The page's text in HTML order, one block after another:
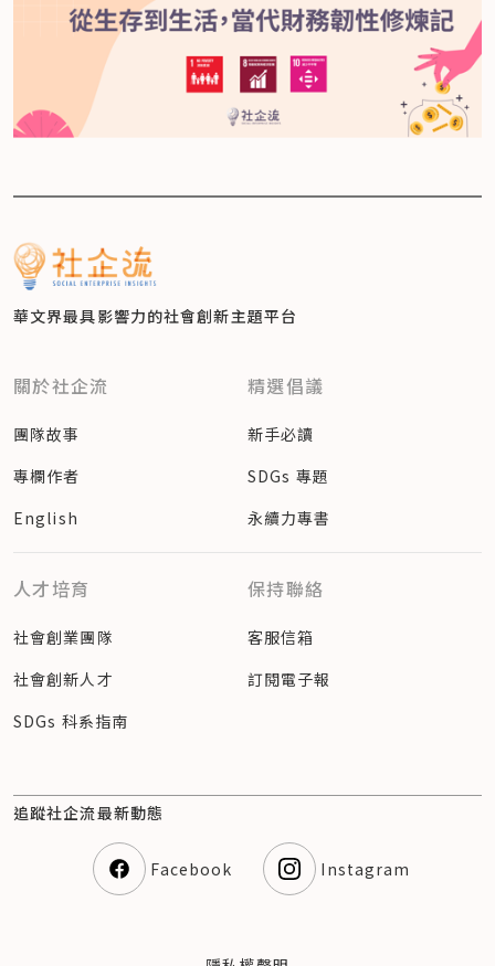
華文界最具影響力的社會創新主題平台
關於社企流
團隊故事
專欄作者
English
精選倡議
新手必讀
SDGs 專題
永續力專書
人才培育
社會創業團隊
社會創新人才
SDGs 科系指南
保持聯絡
客服信箱
訂閱電子報
追蹤社企流最新動態
Facebook Instagram